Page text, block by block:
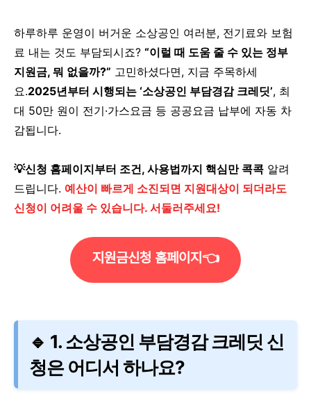
하루하루 운영이 버거운 소상공인 여러분, 전기료와 보험
료 내는 것도 부담되시죠? “이럴 때 도움 줄 수 있는 정부
지원금, 뭐 없을까?” 고민하셨다면, 지금 주목하세
요.2025년부터 시행되는 ‘소상공인 부담경감 크레딧’, 최
대 50만 원이 전기·가스요금 등 공공요금 납부에 자동 차
감됩니다.
💡신청 홈페이지부터 조건, 사용법까지 핵심만 콕콕 알려
드립니다. 예산이 빠르게 소진되면 지원대상이 되더라도
신청이 어려울 수 있습니다. 서둘러주세요!
지원금신청 홈페이지👈
🔹 1. 소상공인 부담경감 크레딧 신
청은 어디서 하나요?